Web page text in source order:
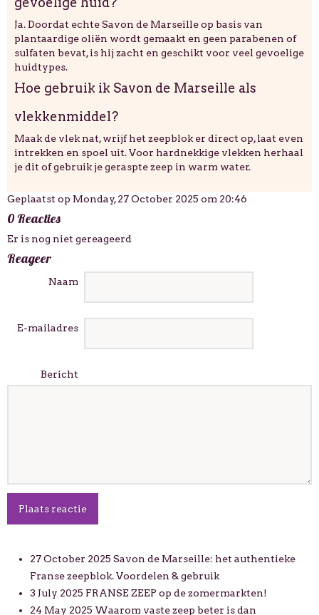
Ja. Doordat echte Savon de Marseille op basis van
plantaardige oliën wordt gemaakt en geen parabenen of
sulfaten bevat, is hij zacht en geschikt voor veel gevoelige
huidtypes.
Hoe gebruik ik Savon de Marseille als
vlekkenmiddel?
Maak de vlek nat, wrijf het zeepblok er direct op, laat even
intrekken en spoel uit. Voor hardnekkige vlekken herhaal
je dit of gebruik je geraspte zeep in warm water.
Geplaatst op Monday, 27 October 2025 om 20:46
0 Reacties
Er is nog niet gereageerd
Reageer
Naam
E-mailadres
Bericht
Plaats reactie
27 October 2025 Savon de Marseille: het authentieke
Franse zeepblok. Voordelen & gebruik
3 July 2025 FRANSE ZEEP op de zomermarkten!
24 May 2025 Waarom vaste zeep beter is dan